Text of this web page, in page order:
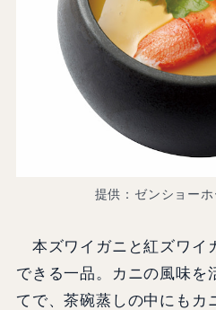
提供：ゼンショー
本ズワイガニと紅ズワイ
できる一品。カニの風味を
てで、茶碗蒸しの中にもカ